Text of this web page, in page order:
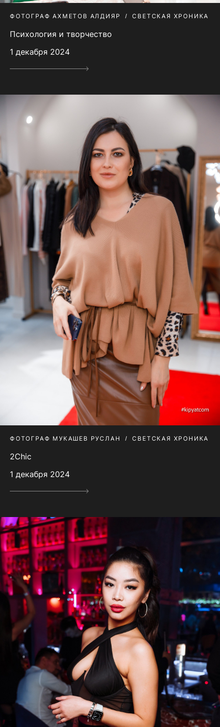
ФОТОГРАФ АХМЕТОВ АЛДИЯР СВЕТСКАЯ ХРОНИКА
Психология и творчество
1 декабря 2024
ФОТОГРАФ МУКАШЕВ РУСЛАН СВЕТСКАЯ ХРОНИКА
2Сhic
1 декабря 2024